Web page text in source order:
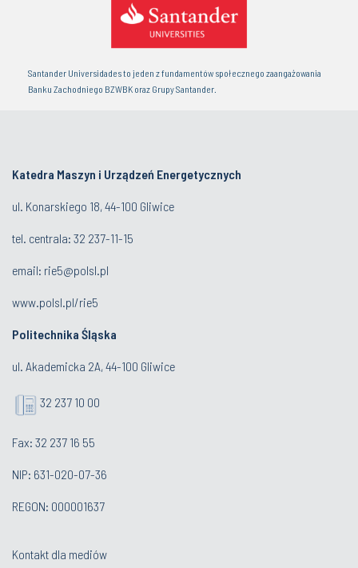
Santander Universidades to jeden z fundamentów społecznego zaangażowania
Banku Zachodniego BZWBK oraz Grupy Santander.
Katedra Maszyn i Urządzeń Energetycznych
ul. Konarskiego 18, 44-100 Gliwice
tel. centrala: 32 237-11-15
email: rie5@polsl.pl
www.polsl.pl/rie5
Politechnika Śląska
ul. Akademicka 2A, 44-100 Gliwice
32 237 10 00
Fax: 32 237 16 55
NIP: 631-020-07-36
REGON: 000001637
Kontakt dla mediów